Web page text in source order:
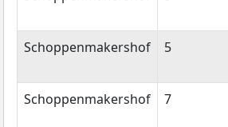
Schoppenmakershof 5
Schoppenmakershof 7